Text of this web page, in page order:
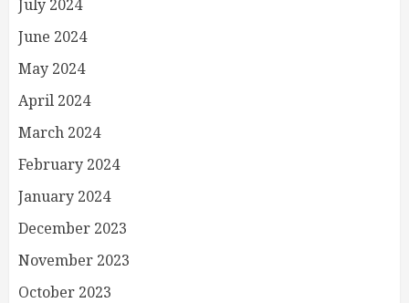
July 2024
June 2024
May 2024
April 2024
March 2024
February 2024
January 2024
December 2023
November 2023
October 2023